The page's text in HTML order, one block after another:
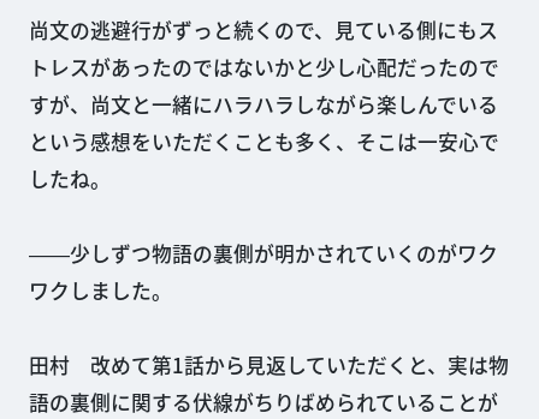
尚文の逃避行がずっと続くので、見ている側にもス
トレスがあったのではないかと少し心配だったので
すが、尚文と一緒にハラハラしながら楽しんでいる
という感想をいただくことも多く、そこは一安心で
したね。
――少しずつ物語の裏側が明かされていくのがワク
ワクしました。
田村 改めて第1話から見返していただくと、実は物
語の裏側に関する伏線がちりばめられていることが